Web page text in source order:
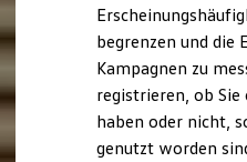
Marke und Erlebnis
Volkswagen R und
R-Modelle
R Experience
Driving Experience
Volkswagen
begrenzen und
Kampagnen zu
registrieren, ob
haben oder nicht,
genutzt worden